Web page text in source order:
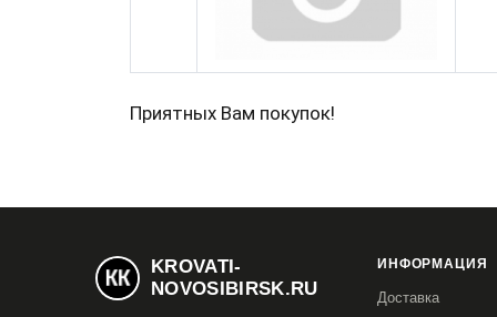
Приятных Вам покупок!
KROVATI-
NOVOSIBIRSK.RU
ИНФОРМАЦИЯ
Доставка